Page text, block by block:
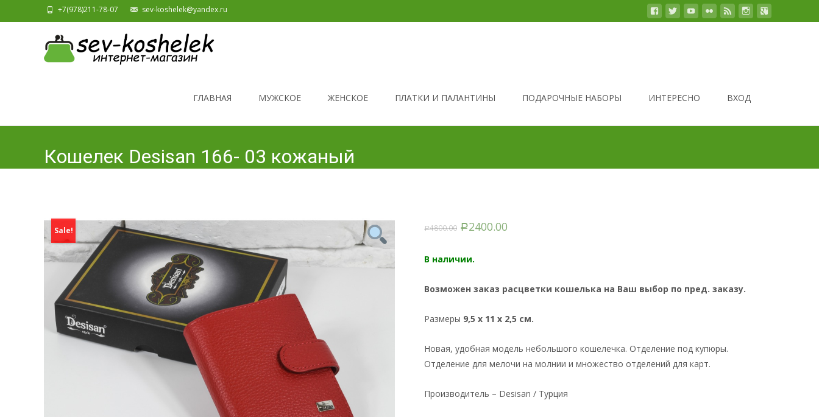
+7(978)211-78-07 sev-koshelek@yandex.ru
ГЛАВНАЯ
МУЖСКОЕ ЖЕНСКОЕ ПЛАТКИ И ПАЛАНТИНЫ ПОДАРОЧНЫЕ НАБОРЫ ИНТЕРЕСНО ВХОД
Кошелек Desisan 166- 03 кожаный
Sale! Р4800.00 Р2400.00
В наличии.
Возможен заказ расцветки кошелька на Ваш выбор по пред. заказу.
Размеры 9,5 x 11 x 2,5 см.
Новая, удобная модель небольшого кошелечка. Отделение под купюры.
Отделение для мелочи на молнии и множество отделений для карт.
Производитель – Desisan / Турция